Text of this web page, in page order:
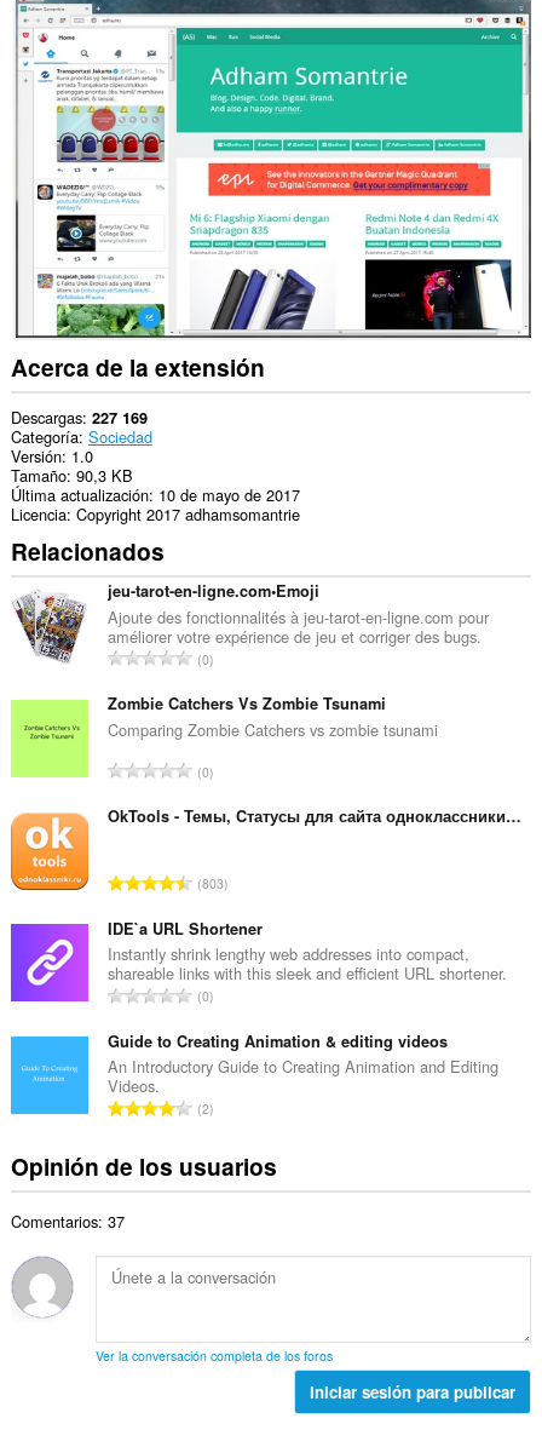
acceder
a
tus
datos
en
Esta
extensión
añadirá
panel
barra
Acerca de la extensión
Descargas 227 169
Categoría Sociedad
Versión 1.0
Tamaño 90,3 KB
Última actualización 10 de mayo de 2017
Licencia Copyright 2017 adhamsomantrie
Relacionados
jeu-tarot-en-ligne.com•Emoji
Ajoute des fonctionnalités à jeu-tarot-en-ligne.com pour
améliorer votre expérience de jeu et corriger des bugs.
N
m
e
o
o
a
d
e
v
a
o
r
c
o
n
:
0
Zombie Catchers Vs Zombie Tsunami
Comparing Zombie Catchers vs zombie tsunami
N
m
o
o
t
a
d
e
a
o
r
i
o
s
0
OkTools - Темы, Cтатусы для сайта одноклассники.ру
N
m
e
r
o
o
t
a
e
v
o
r
c
i
803
IDE`a URL Shortener
Instantly shrink lengthy web addresses into compact,
shareable links with this sleek and efficient URL shortener.
N
m
e
o
o
t
d
e
l
0
Guide to Creating Animation & editing videos
An Introductory Guide to Creating Animation and Editing
Videos.
N
e
t
o
l
2
Opinión de los usuarios
Comentarios: 37
Ver la conversación completa de los foros
Iniciar sesión para publicar